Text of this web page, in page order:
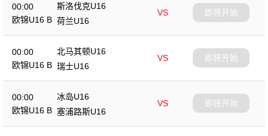
00:00
欧锦U16 B
斯洛伐克U16
VS
荷兰U16
即将开始
00:00
欧锦U16 B
北马其顿U16
VS
瑞士U16
即将开始
00:00
欧锦U16 B
冰岛U16
VS
塞浦路斯U16
即将开始